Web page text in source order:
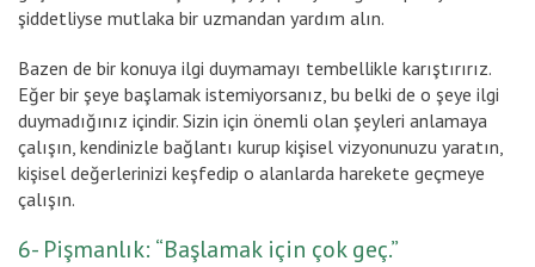
şiddetliyse mutlaka bir uzmandan yardım alın.
Bazen de bir konuya ilgi duymamayı tembellikle karıştırırız.
Eğer bir şeye başlamak istemiyorsanız, bu belki de o şeye ilgi
duymadığınız içindir. Sizin için önemli olan şeyleri anlamaya
çalışın, kendinizle bağlantı kurup kişisel vizyonunuzu yaratın,
kişisel değerlerinizi keşfedip o alanlarda harekete geçmeye
çalışın.
6- Pişmanlık: “Başlamak için çok geç.”